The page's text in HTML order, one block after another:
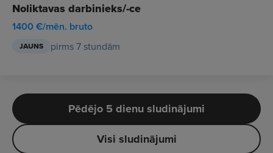
Noliktavas darbinieks/-ce
1400 €/mēn. bruto
JAUNS pirms 7 stundām
Pēdējo 5 dienu sludinājumi
Visi sludinājumi